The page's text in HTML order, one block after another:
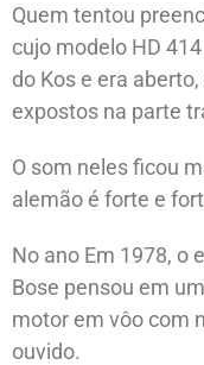
Quem tentou
cujo modelo HD
do Kos e era
expostos na parte
O som neles ficou
alemão é forte e
No ano Em 1978, o
Bose pensou em
motor em vôo com
ouvido.